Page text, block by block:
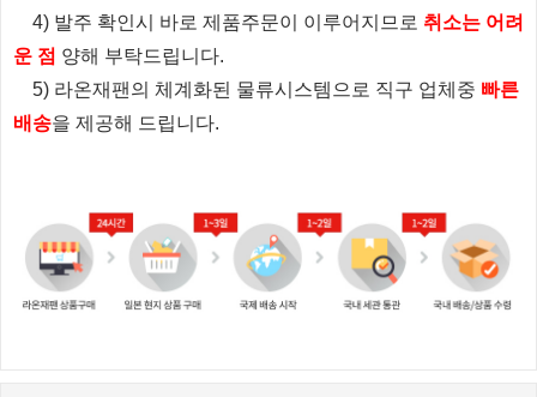
4) 발주 확인시 바로 제품주문이 이루어지므로 취소는 어려
운 점 양해 부탁드립니다.
5) 라온재팬의 체계화된 물류시스템으로 직구 업체중 빠른
배송을 제공해 드립니다.